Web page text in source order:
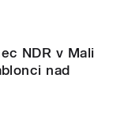
NDR v Mali
nad